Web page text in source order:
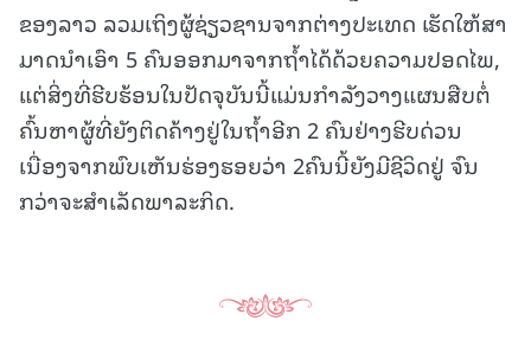
ຂອງລາວ ລວມເຖິງຜູ້ຊ່ຽວຊານຈາກຕ່າງປະເທດ ເຮັດໃຫ້ສາ
ມາດນໍາເອົາ 5 ຄົນອອກມາຈາກຖໍ້າໄດ້ດ້ວຍຄວາມປອດໄພ,
ແຕ່ສິ່ງທີ່ຮີບຮ້ອນໃນປັດຈຸບັນນີ້ແມ່ນກໍາລັງວາງແຜນສືບຕໍ່
ຄົ້ນຫາຜູ້ທີ່ຍັງຕິດຄ້າງຢູ່ໃນຖ້ຳອີກ 2 ຄົນຢ່າງຮີບດ່ວນ
ເນື່ອງຈາກພົບເຫັນຮ່ອງຮອຍວ່າ 2ຄົນນີ້ຍັງມີຊີວິດຢູ່ ຈົນ
ກວ່າຈະສໍາເລັດພາລະກິດ.